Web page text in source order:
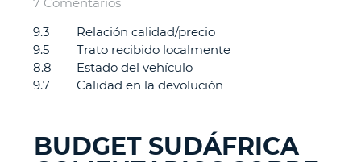
9.3
9.5
8.8
9.7
Relación calidad/precio
Trato recibido localmente
Estado del vehículo
Calidad en la devolución
Todo
BUDGET SUDÁFRICA